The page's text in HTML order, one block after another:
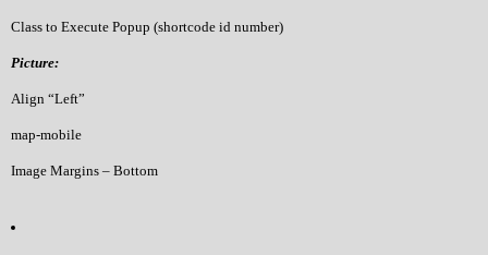
Class to Execute Popup (shortcode id number)
Picture:
Align “Left”
map-mobile
Image Margins – Bottom